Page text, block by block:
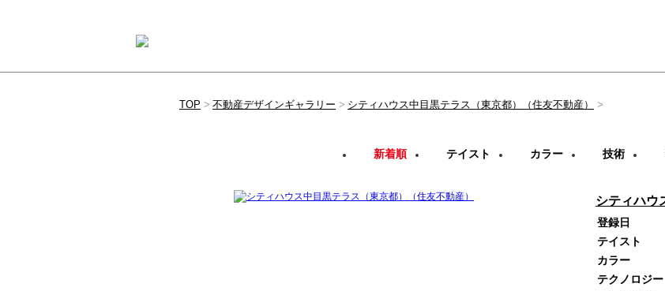
TOP 不動産デザインギャラリー シティハウス中目黒テラス（東京都）（住友不動産）
新着順 テイスト カラー 技術
シティハウ
登録日
テイスト
カラー
テクノロジー